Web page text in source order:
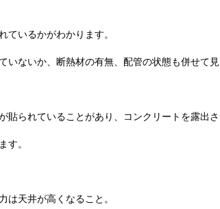
ているかがわかります。
いないか、断熱材の有無、配管の状態も併せて見
貼られていることがあり、コンクリートを露出さ
す。
は天井が高くなること。